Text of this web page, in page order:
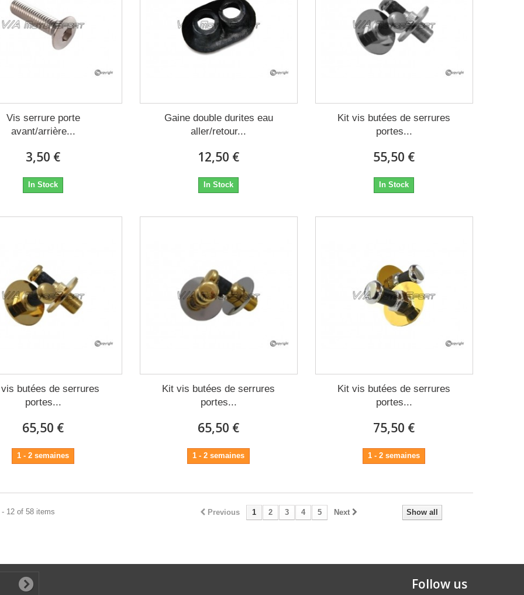
Vis serrure porte
avant/arrière...
3,50 €
In Stock
Gaine double durites eau
aller/retour...
12,50 €
In Stock
Kit vis butées de serrures
portes...
55,50 €
In Stock
butées de serrures
portes...
65,50 €
1 - 2 semaines
Kit vis butées de serrures
portes...
65,50 €
1 - 2 semaines
Kit vis butées de serrures
portes...
75,50 €
1 - 2 semaines
Show all
Previous 1 2 3 4 5 Next
12 of 58 items
Follow us